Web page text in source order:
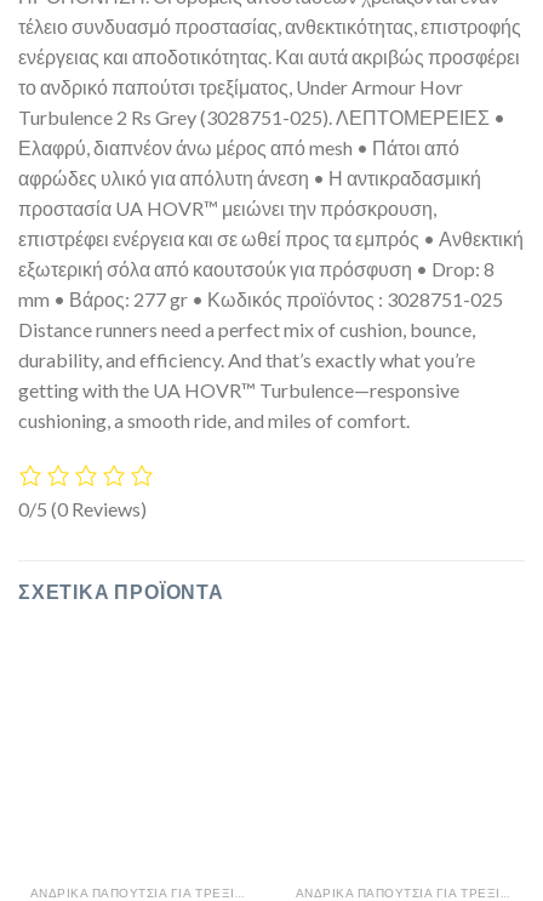
τέλειο συνδυασμό προστασίας, ανθεκτικότητας, επιστροφής
ενέργειας και αποδοτικότητας. Και αυτά ακριβώς προσφέρει
το ανδρικό παπούτσι τρεξίματος, Under Armour Hovr
Turbulence 2 Rs Grey (3028751-025). ΛΕΠΤΟΜΕΡΕΙΕΣ •
Ελαφρύ, διαπνέον άνω μέρος από mesh • Πάτοι από
αφρώδες υλικό για απόλυτη άνεση • Η αντικραδασμική
προστασία UA HOVR™ μειώνει την πρόσκρουση,
επιστρέφει ενέργεια και σε ωθεί προς τα εμπρός • Ανθεκτική
εξωτερική σόλα από καουτσούκ για πρόσφυση • Drop: 8
mm • Βάρος: 277 gr • Κωδικός προϊόντος : 3028751-025
Distance runners need a perfect mix of cushion, bounce,
durability, and efficiency. And that’s exactly what you’re
getting with the UA HOVR™ Turbulence—responsive
cushioning, a smooth ride, and miles of comfort.
0/5 (0 Reviews)
ΣΧΕΤΙΚΆ ΠΡΟΪΌΝΤΑ